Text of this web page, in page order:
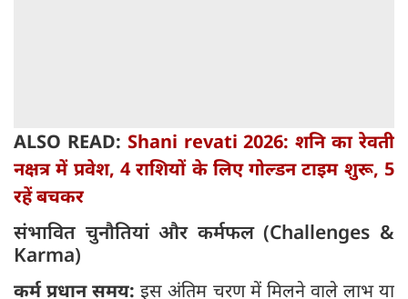
ALSO READ: Shani revati 2026: शनि का रेवती
नक्षत्र में प्रवेश, 4 राशियों के लिए गोल्डन टाइम शुरू, 5
रहें बचकर
संभावित चुनौतियां और कर्मफल (Challenges &
Karma)
कर्म प्रधान समय:इस अंतिम चरण में मिलने वाले लाभ या